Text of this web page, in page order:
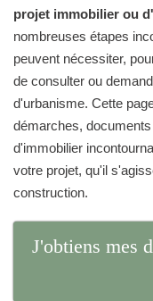
projet immobilier ou
nombreuses étapes
peuvent nécessiter,
de consulter ou
d'urbanisme. Cette
démarches,
d'immobilier
votre projet, qu'il
construction.
J'obtiens mes